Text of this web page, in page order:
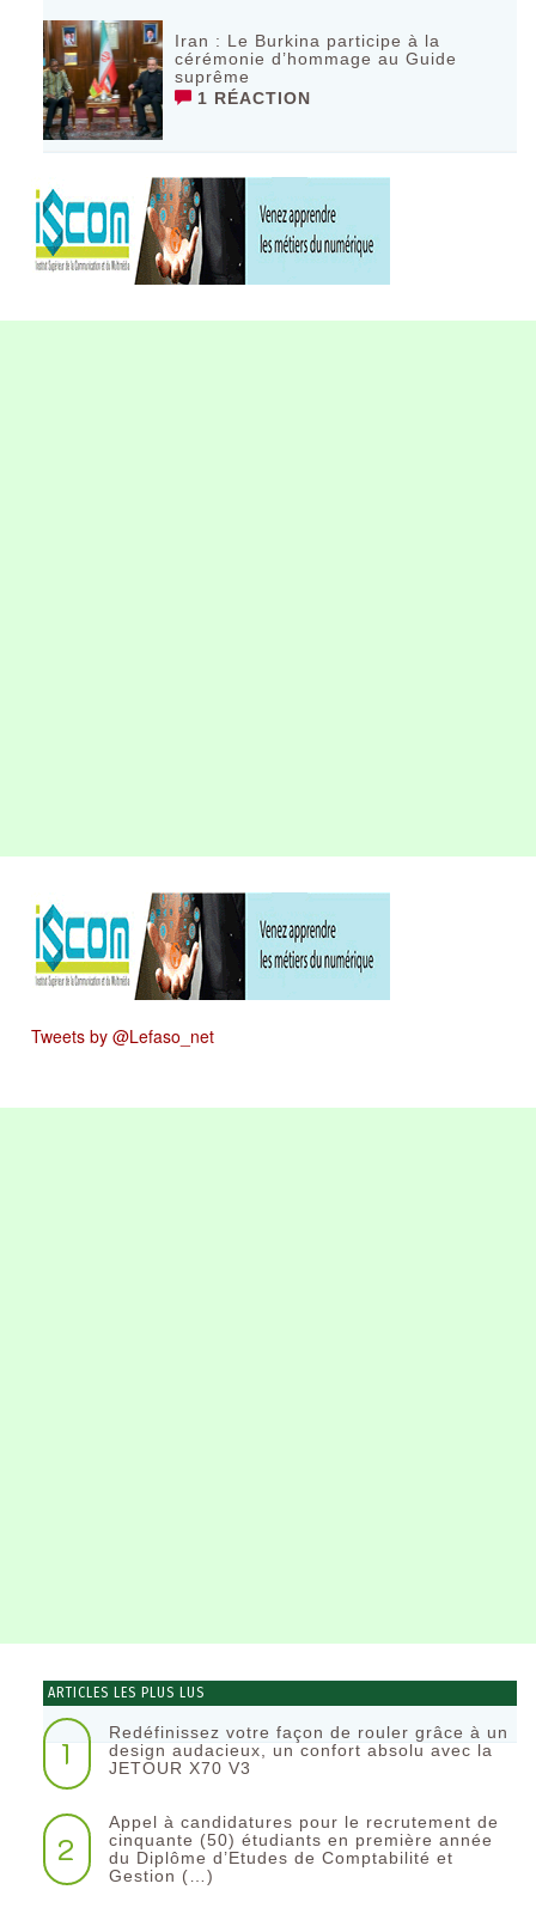
Iran : Le Burkina participe à la
cérémonie d’hommage au Guide
suprême
1 RÉACTION
Tweets by @Lefaso_net
ARTICLES LES PLUS LUS
1
Redéfinissez votre façon de rouler grâce à un
design audacieux, un confort absolu avec la
JETOUR X70 V3
2
Appel à candidatures pour le recrutement de
cinquante (50) étudiants en première année
du Diplôme d’Etudes de Comptabilité et
Gestion (…)